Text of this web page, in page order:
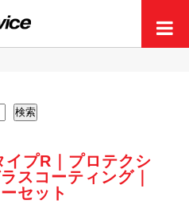
検索
プR｜プロテクシ
スコーティング｜
セット